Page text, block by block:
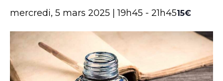
mercredi, 5 mars 2025 | 19h45 - 21h4515€